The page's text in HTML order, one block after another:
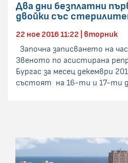
Два дни безплатни
двойки със
22 ное 2016 11:22 | вторник
Започна записването на
Звеното по асистирана
Бургас за месец декември
състоят на 16-ти и 17-ти